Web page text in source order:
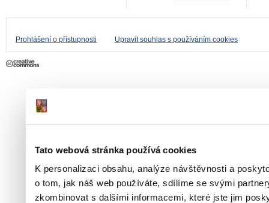
Tato webová stránka používá cookies
K personalizaci obsahu, analýze návštěvnosti a
o tom, jak náš web používáte, sdílíme se svými
zkombinovat s dalšími informacemi, které jste jim
Prohlášení o přístupnosti Upravit souhlas s používáním cookies